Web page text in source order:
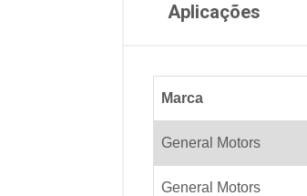
Aplicações
Marca
General Motors
General Motors